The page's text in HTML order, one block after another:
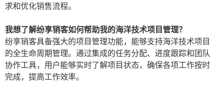
求和优化销售流程。
我想了解纷享销客如何帮助我的海洋技术项目管理？
纷享销客具备强大的项目管理功能，能够支持海洋技术项目
的全生命周期管理。通过集成的任务分配、进度跟踪和团队
协作工具，用户能够实时了解项目状态，确保各项工作按时
完成，提高工作效率。